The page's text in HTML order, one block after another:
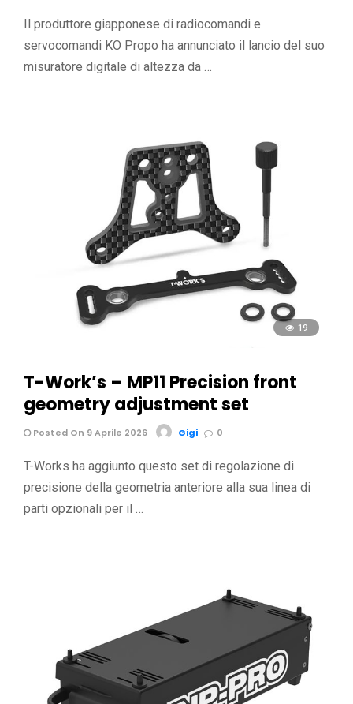
Il produttore giapponese di radiocomandi e
servocomandi KO Propo ha annunciato il lancio del suo
misuratore digitale di altezza da …
19
T-Work’s – MP11 Precision front
geometry adjustment set
Posted On 9 Aprile 2026 Gigi 0
T-Works ha aggiunto questo set di regolazione di
precisione della geometria anteriore alla sua linea di
parti opzionali per il …